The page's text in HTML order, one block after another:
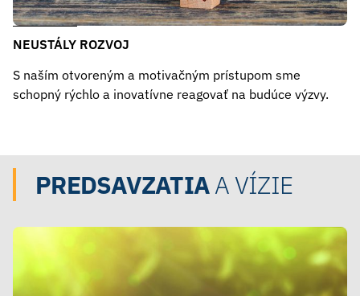
NEUSTÁLY ROZVOJ
S naším otvoreným a motivačným prístupom sme
schopný rýchlo a inovatívne reagovať na budúce výzvy.
PREDSAVZATIAA VÍZIE